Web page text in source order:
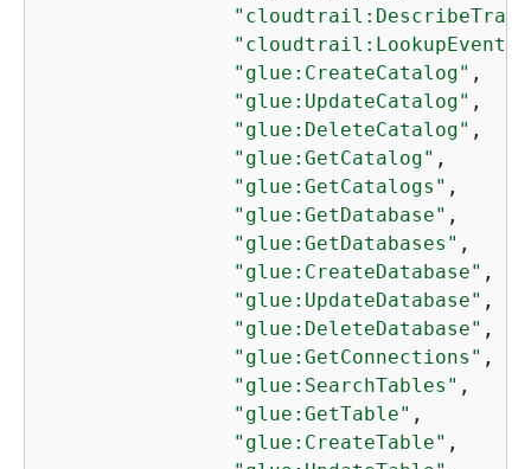
"cloudtrail:LookupEvents"
"glue:CreateCatalog" ,
"glue:UpdateCatalog" ,
"glue:DeleteCatalog" ,
"glue:GetCatalog" ,
"glue:GetCatalogs" ,
"glue:GetDatabase" ,
"glue:GetDatabases" ,
"glue:CreateDatabase" ,
"glue:UpdateDatabase" ,
"glue:DeleteDatabase" ,
"glue:GetConnections" ,
"glue:SearchTables" ,
"glue:GetTable" ,
"glue:CreateTable" ,